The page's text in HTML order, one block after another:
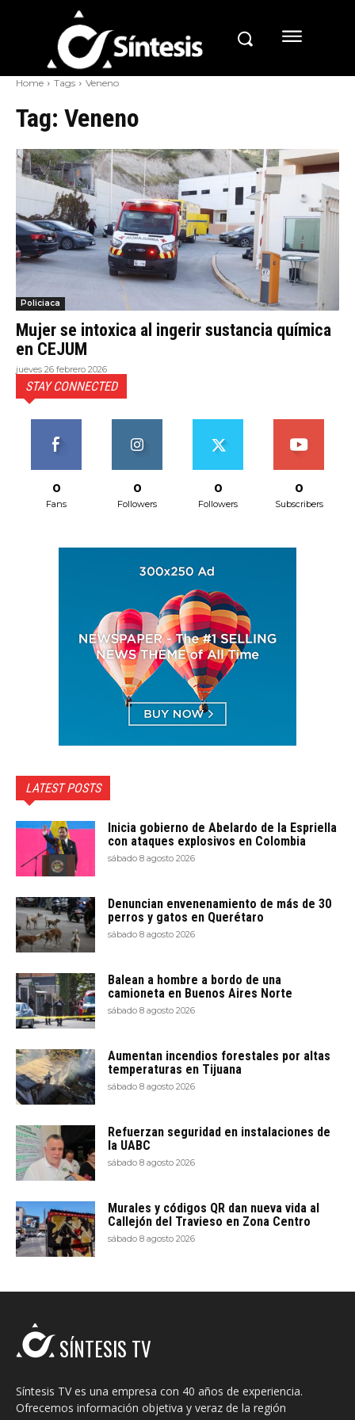
Home Tags Veneno
Tag: Veneno
Policiaca
Mujer se intoxica al ingerir sustancia química
en CEJUM
jueves 26 febrero 2026
STAY CONNECTED
0
Fans
0
Followers
0
Followers
0
Subscribers
LATEST POSTS
Inicia gobierno de Abelardo de la Espriella
con ataques explosivos en Colombia
sábado 8 agosto 2026
Denuncian envenenamiento de más de 30
perros y gatos en Querétaro
sábado 8 agosto 2026
Balean a hombre a bordo de una
camioneta en Buenos Aires Norte
sábado 8 agosto 2026
Aumentan incendios forestales por altas
temperaturas en Tijuana
sábado 8 agosto 2026
Refuerzan seguridad en instalaciones de
la UABC
sábado 8 agosto 2026
Murales y códigos QR dan nueva vida al
Callejón del Travieso en Zona Centro
sábado 8 agosto 2026
SÍNTESIS TV
Síntesis TV es una empresa con 40 años de experiencia.
Ofrecemos información objetiva y veraz de la región